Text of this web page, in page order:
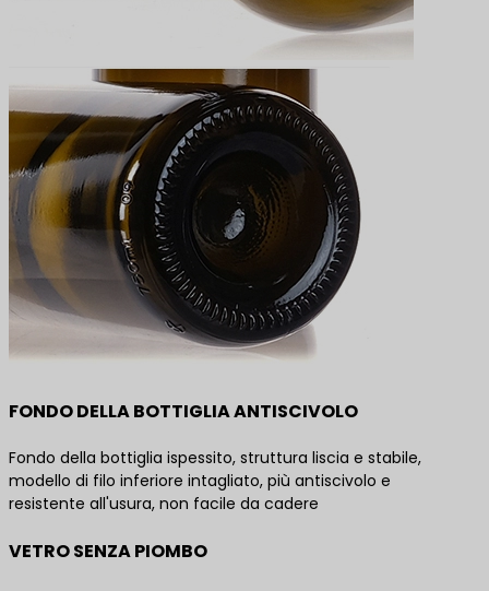
FONDO DELLA BOTTIGLIA ANTISCIVOLO
Fondo della bottiglia ispessito, struttura liscia e stabile,
modello di filo inferiore intagliato, più antiscivolo e
resistente all'usura, non facile da cadere
VETRO SENZA PIOMBO